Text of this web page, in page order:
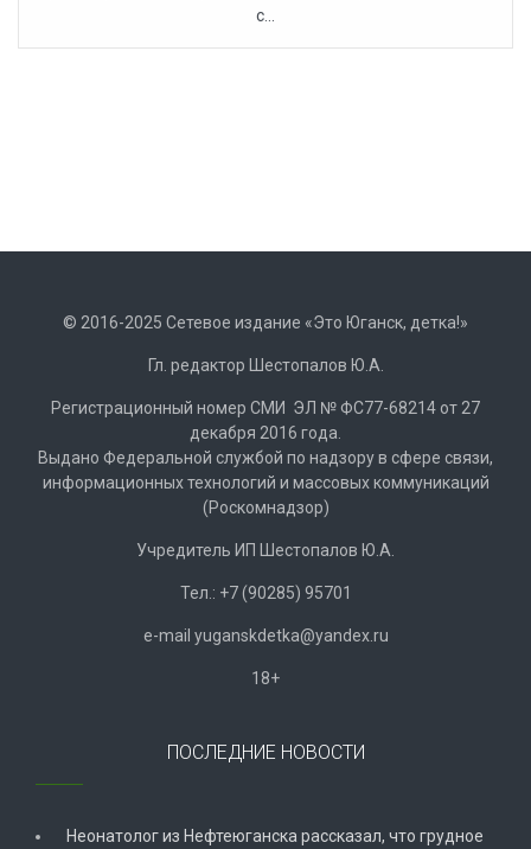
с...
© 2016-2025 Сетевое издание «Это Юганск, детка!»
Гл. редактор Шестопалов Ю.А.
Регистрационный номер СМИ ЭЛ № ФС77-68214 от 27
декабря 2016 года.
Выдано Федеральной службой по надзору в сфере связи,
информационных технологий и массовых коммуникаций
(Роскомнадзор)
Учредитель ИП Шестопалов Ю.А.
Тел.: +7 (90285) 95701
e-mail yuganskdetka@yandex.ru
18+
ПОСЛЕДНИЕ НОВОСТИ
Неонатолог из Нефтеюганска рассказал, что грудное